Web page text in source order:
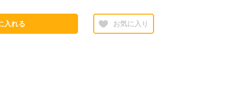
入れる お気に入り